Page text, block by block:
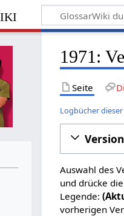
1971:
Seite
Logbücher
Auswahl des
und drücke
Legende:
vorherigen